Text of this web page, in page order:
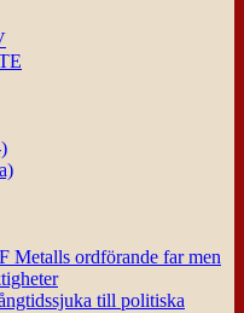
Metalls ordförande far men
till politiska